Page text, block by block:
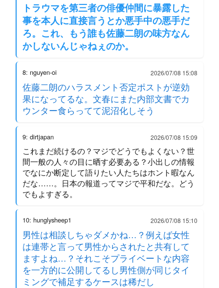
トラウマを第三者の俳優仲間に暴露した
事を本人に直接言うとか悪手中の悪手だ
ろ。これ、もう誰も佐藤二朗の味方なん
かしないんじゃねぇのか。
8: nguyen-oi 2026/07/08 15:08
佐藤二朗のハラスメント否定ポストが逆効
果になってるな。文春にまた内部文書でカ
ウンター食らってて泥沼化しそう
9: dirtjapan 2026/07/08 15:09
これまだ続けるの？マジでどうでもよくない？世
間一般の人々の目に晒す必要ある？小出しの情報
でなにか断定して語りたい人たちはホント暇なん
だな……。日本の報道ってマジで平和だな。どう
でもよすぎる。
10: hunglysheep1 2026/07/08 15:10
男性は相談しちゃダメかね…？例えば女性
は連帯と言って男性からされたと共有して
ますよね…？それこそプライベートな内容
を一方的に公開してるし男性側が同じタイ
ミングで補足するケースは稀だし